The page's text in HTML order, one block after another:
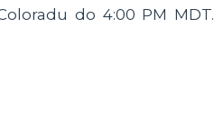
do 4:00 PM MDT.